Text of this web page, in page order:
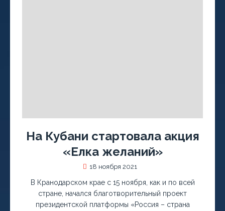
На Кубани стартовала акция
«Елка желаний»
18 ноября 2021
В Кранодарском крае с 15 ноября, как и по всей
стране, начался благотворительный проект
президентской платформы «Россия – страна